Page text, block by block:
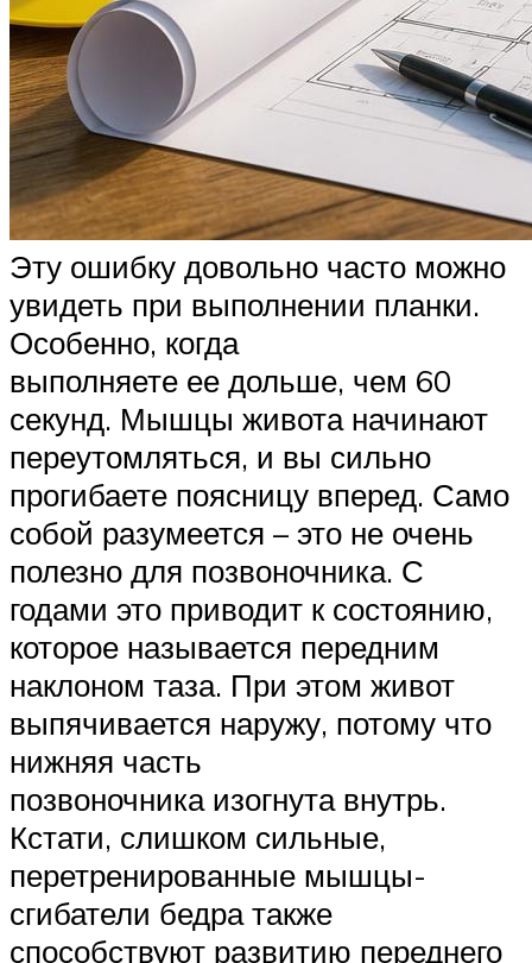
Эту ошибку довольно часто можно
увидеть при выполнении планки.
Особенно, когда
выполняете ее дольше, чем 60
секунд. Мышцы живота начинают
переутомляться, и вы сильно
прогибаете поясницу вперед. Само
собой разумеется – это не очень
полезно для позвоночника. С
годами это приводит к состоянию,
которое называется передним
наклоном таза. При этом живот
выпячивается наружу, потому что
нижняя часть
позвоночника изогнута внутрь.
Кстати, слишком сильные,
перетренированные мышцы-
сгибатели бедра также
способствуют развитию переднего